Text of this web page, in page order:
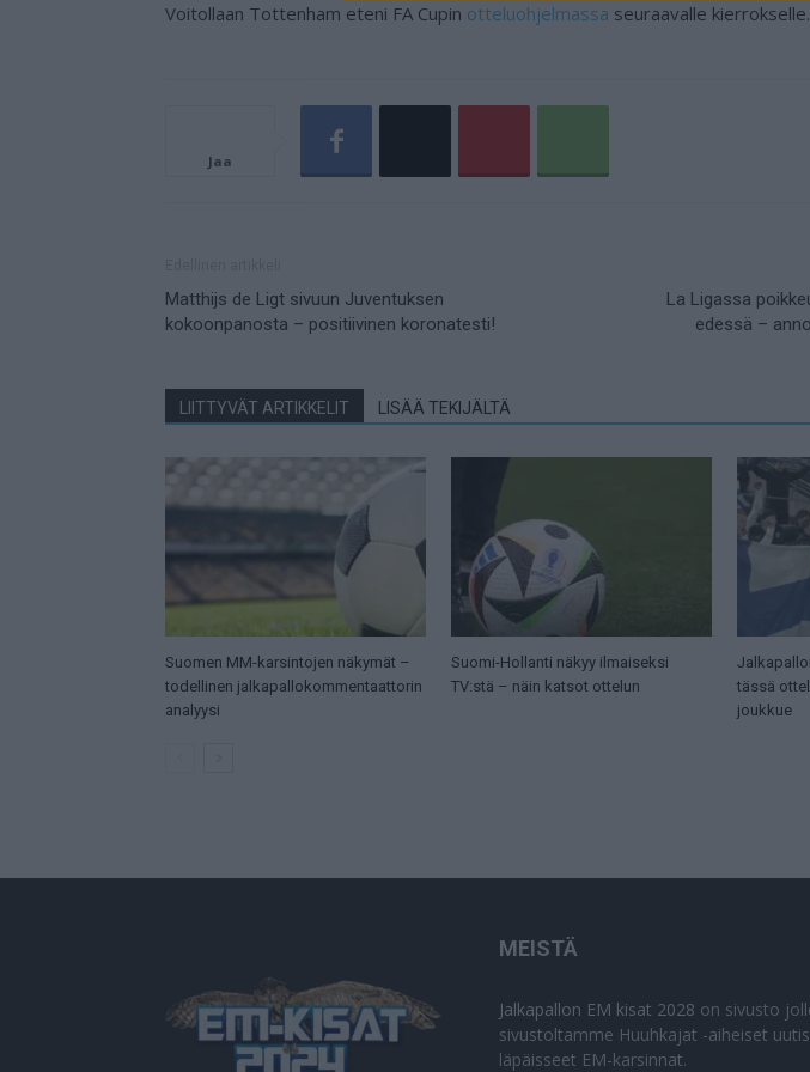
Voitollaan Tottenham eteni FA Cupin otteluohjelmassa seuraavalle kierrokselle.
Jaa
Matthijs de Ligt sivuun Juventuksen
kokoonpanosta – positiivinen koronatesti!
La Ligassa
edessä –
LIITTYVÄT ARTIKKELIT LISÄÄ TEKIJÄLTÄ
Suomen MM-karsintojen näkymät –
todellinen jalkapallokommentaattorin
analyysi
Suomi-Hollanti näkyy ilmaiseksi
TV:stä – näin katsot ottelun
tässä
joukkue
MEISTÄ
Jalkapallon EM kisat 2028 on sivusto
sivustoltamme Huuhkajat -aiheiset
läpäisseet EM-karsinnat.